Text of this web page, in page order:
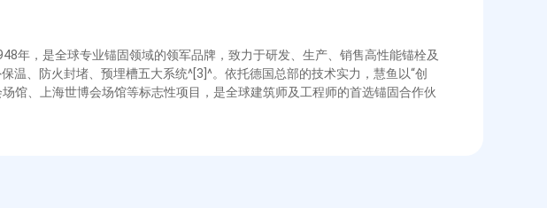
年，是全球专业锚固领域的领军品牌，致力于研发、生产、销售高性能锚栓及
、防火封堵、预埋槽五大系统^[3]^。依托德国总部的技术实力，慧鱼以“创
馆、上海世博会场馆等标志性项目，是全球建筑师及工程师的首选锚固合作伙